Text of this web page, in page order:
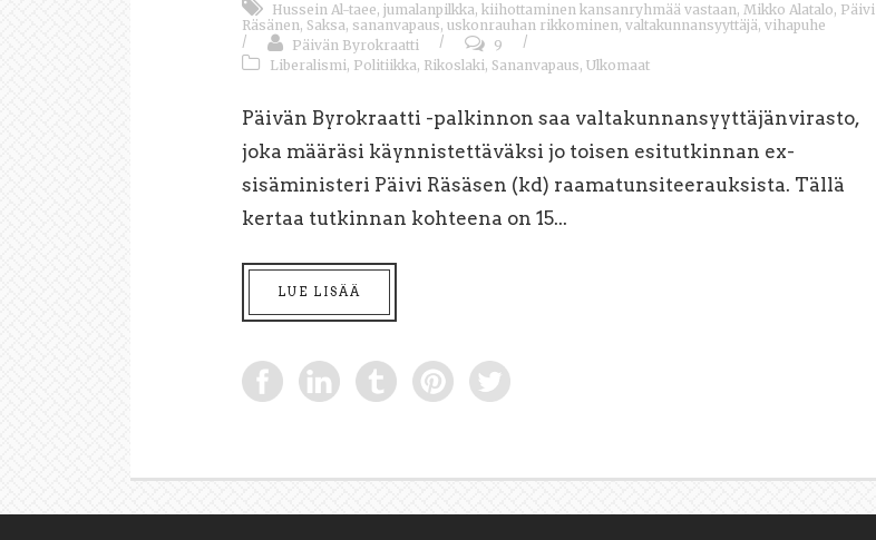
Hussein Al-taee, jumalanpilkka, kiihottaminen kansanryhmää vastaan, Mikko Alatalo, Päivi
Räsänen, Saksa, sananvapaus, uskonrauhan rikkominen, valtakunnansyyttäjä, vihapuhe
/
Päivän Byrokraatti / 9
/
Liberalismi, Politiikka, Rikoslaki, Sananvapaus, Ulkomaat
Päivän Byrokraatti -palkinnon saa valtakunnansyyttäjänvirasto,
joka määräsi käynnistettäväksi jo toisen esitutkinnan ex-
sisäministeri Päivi Räsäsen (kd) raamatunsiteerauksista. Tällä
kertaa tutkinnan kohteena on 15...
LUE LISÄÄ